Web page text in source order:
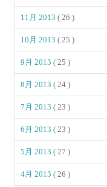
11月 2013( 26 )
10月 2013( 25 )
9月 2013( 25 )
8月 2013( 24 )
7月 2013( 23 )
6月 2013( 23 )
5月 2013( 27 )
4月 2013( 26 )